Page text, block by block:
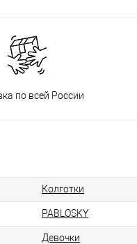
по всей России
Колготки
PABLOSKY
Девочки